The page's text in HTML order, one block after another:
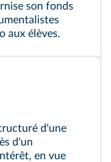
son fonds
aux élèves.
d'une
d'un
en vue